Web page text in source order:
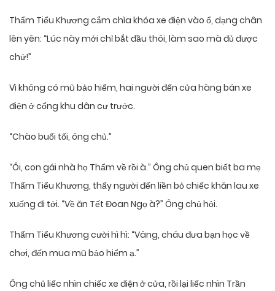
Thẩm Tiểu Khương cắm chìa khóa xe điện vào ổ, dạng chân
lên yên: “Lúc này mới chỉ bắt đầu thôi, làm sao mà đủ được
chứ!”
Vì không có mũ bảo hiểm, hai người đến cửa hàng bán xe
điện ở cổng khu dân cư trước.
“Chào buổi tối, ông chủ.”
“Ôi, con gái nhà họ Thẩm về rồi à.” Ông chủ quen biết ba mẹ
Thẩm Tiểu Khương, thấy người đến liền bỏ chiếc khăn lau xe
xuống đi tới. “Về ăn Tết Đoan Ngọ à?” Ông chủ hỏi.
Thẩm Tiểu Khương cười hì hì: “Vâng, cháu đưa bạn học về
chơi, đến mua mũ bảo hiểm ạ.”
Ông chủ liếc nhìn chiếc xe điện ở cửa, rồi lại liếc nhìn Trần